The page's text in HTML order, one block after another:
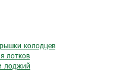
колодцев
лотков
лоджий